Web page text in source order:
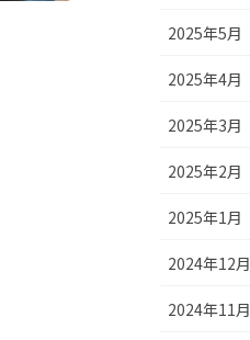
2025年5月
2025年4月
2025年3月
2025年2月
2025年1月
2024年12月
2024年11月